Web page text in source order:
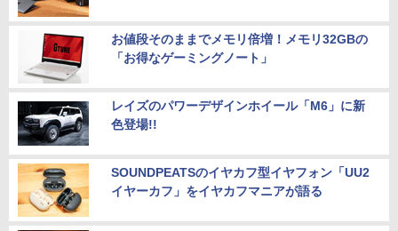
お値段そのままでメモリ倍増！メモリ32GBの
「お得なゲーミングノート」
レイズのパワーデザインホイール「M6」に新
色登場!!
SOUNDPEATSのイヤカフ型イヤフォン「UU2
イヤーカフ」をイヤカフマニアが語る